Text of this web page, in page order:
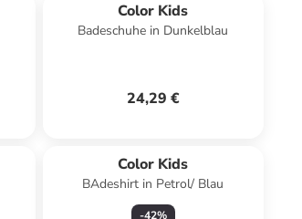
Color Kids
Badeschuhe in Dunkelblau
24,29 €
Color Kids
BAdeshirt in Petrol/ Blau
-42%